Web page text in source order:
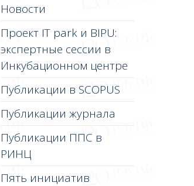
Новости
Проект IT park и BIPU:
экспертные сессии в
Инкубационном центре
Публикации в SCOPUS
Публикации журнала
Публикации ППС в
РИНЦ
Пять инициатив